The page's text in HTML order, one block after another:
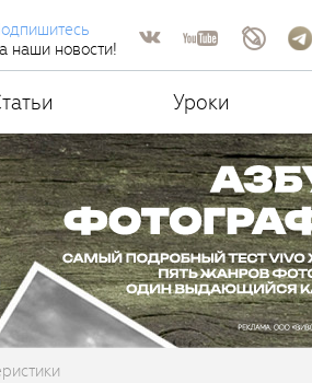
наши новости!
Уроки